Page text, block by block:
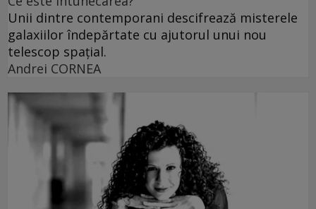
Unii dintre contemporani descifrează misterele
galaxiilor îndepărtate cu ajutorul unui nou
telescop spațial.
Andrei CORNEA